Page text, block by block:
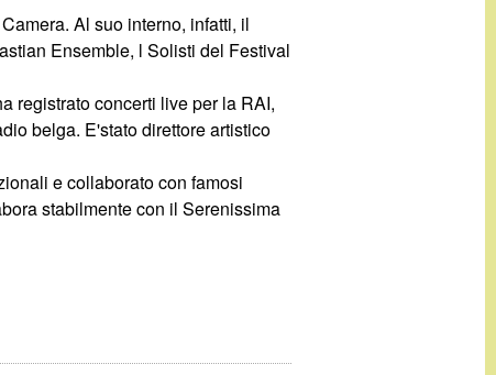
Al suo interno, infatti, il
Ensemble, l Solisti del Festival
registrato concerti live per la RAI,
belga. E'stato direttore artistico
e collaborato con famosi
stabilmente con il Serenissima